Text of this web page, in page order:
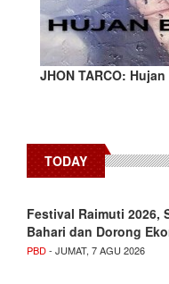
JHON TARCO:
TODAY
Festival Raimuti 2026,
Bahari dan Dorong
PBD- JUMAT, 7 AGU 2026